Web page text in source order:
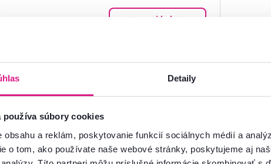
Detaily
používa súbory cookies
obsahu a reklám, poskytovanie funkcií sociálnych médií a
o tom, ako používate naše webové stránky, poskytujeme aj
Spustiť chat
A
Anna D.
18.4.2023, Prešov,
4.2hviezdičky
A